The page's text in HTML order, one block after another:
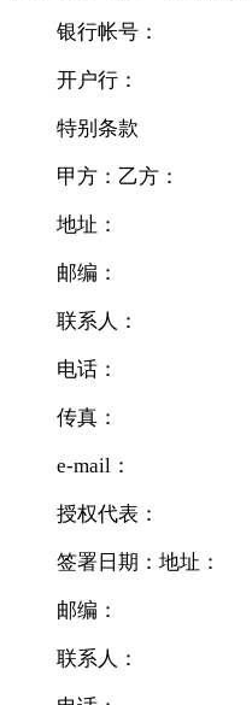
银行帐号：
开户行：
特别条款
甲方：乙方：
地址：
邮编：
联系人：
电话：
传真：
e-mail：
授权代表：
签署日期：地址：
邮编：
联系人：